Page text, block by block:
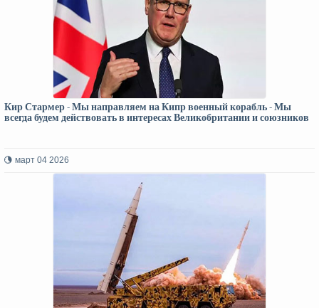
Кир Стармер - Мы направляем на Кипр военный корабль - Мы
всегда будем действовать в интересах Великобритании и союзников
март 04 2026